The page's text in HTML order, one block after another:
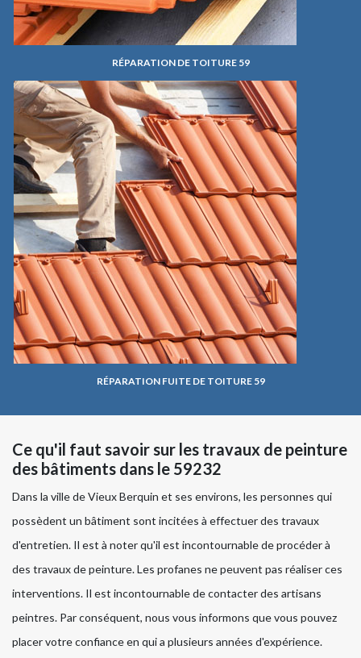
RÉPARATION DE TOITURE 59
RÉPARATION FUITE DE TOITURE 59
Ce qu'il faut savoir sur les travaux de peinture
des bâtiments dans le 59232
Dans la ville de Vieux Berquin et ses environs, les personnes qui
possèdent un bâtiment sont incitées à effectuer des travaux
d'entretien. Il est à noter qu'il est incontournable de procéder à
des travaux de peinture. Les profanes ne peuvent pas réaliser ces
interventions. Il est incontournable de contacter des artisans
peintres. Par conséquent, nous vous informons que vous pouvez
placer votre confiance en qui a plusieurs années d'expérience.